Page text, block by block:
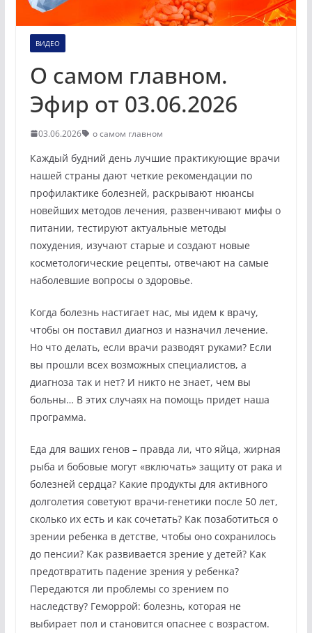
ВИДЕО
О самом главном.
Эфир от 03.06.2026
03.06.2026 о самом главном
Каждый будний день лучшие практикующие врачи
нашей страны дают четкие рекомендации по
профилактике болезней, раскрывают нюансы
новейших методов лечения, развенчивают мифы о
питании, тестируют актуальные методы
похудения, изучают старые и создают новые
косметологические рецепты, отвечают на самые
наболевшие вопросы о здоровье.
Когда болезнь настигает нас, мы идем к врачу,
чтобы он поставил диагноз и назначил лечение.
Но что делать, если врачи разводят руками? Если
вы прошли всех возможных специалистов, а
диагноза так и нет? И никто не знает, чем вы
больны… В этих случаях на помощь придет наша
программа.
Еда для ваших генов – правда ли, что яйца, жирная
рыба и бобовые могут «включать» защиту от рака и
болезней сердца? Какие продукты для активного
долголетия советуют врачи-генетики после 50 лет,
сколько их есть и как сочетать? Как позаботиться о
зрении ребенка в детстве, чтобы оно сохранилось
до пенсии? Как развивается зрение у детей? Как
предотвратить падение зрения у ребенка?
Передаются ли проблемы со зрением по
наследству? Геморрой: болезнь, которая не
выбирает пол и становится опаснее с возрастом.